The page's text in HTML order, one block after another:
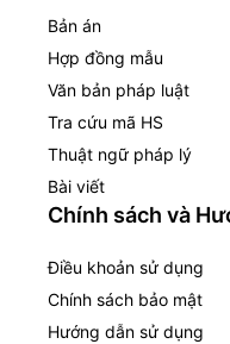
Bản án
Hợp đồng mẫu
Văn bản pháp luật
Tra cứu mã HS
Thuật ngữ pháp lý
Bài viết
Chính sách và
Điều khoản sử dụng
Chính sách bảo mật
Hướng dẫn sử dụng